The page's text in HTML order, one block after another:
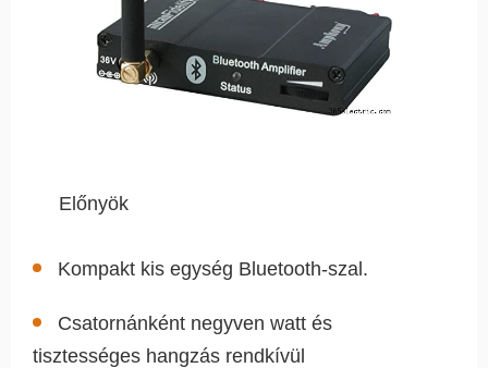
Előnyök
Kompakt kis egység Bluetooth-szal.
Csatornánként negyven watt és
tisztességes hangzás rendkívül